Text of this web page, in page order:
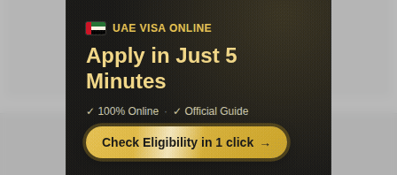
Условия публикации|Контакты|Про
проект|Соглашение|Конфиденциальность